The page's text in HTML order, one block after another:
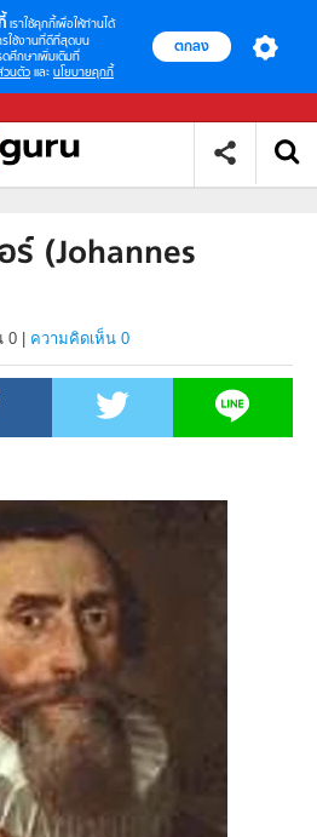
เราใช้คุกกี้เพื่อให้ท่านได้
ใช้งานที่ดีที่สุดบน
ดศึกษาเพิ่มเติมที่
วนตัว และ นโยบายคุกกี้
ตกลง
ร์ (Johannes
0 ความคิดเห็น 0